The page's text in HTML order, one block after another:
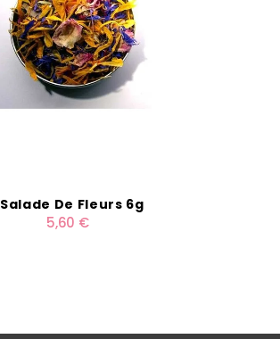
Salade De Fleurs 6g
5,60 €